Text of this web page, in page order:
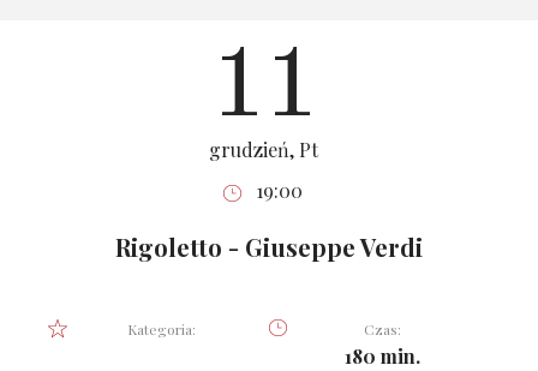
11
grudzień, Pt
19:00
Rigoletto - Giuseppe Verdi
Kategoria: Czas:
180 min.